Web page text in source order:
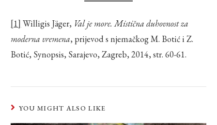
[1] Willigis Jäger, Val je more. Mistična duhovnost za
moderna vremena, prijevod s njemačkog M. Botić i Z.
Botić, Synopsis, Sarajevo, Zagreb, 2014, str. 60-61.
YOU MIGHT ALSO LIKE